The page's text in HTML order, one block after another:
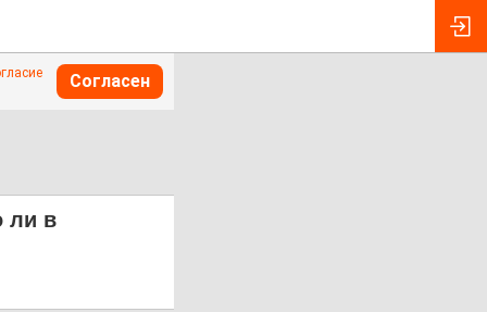
Согласен
ли в